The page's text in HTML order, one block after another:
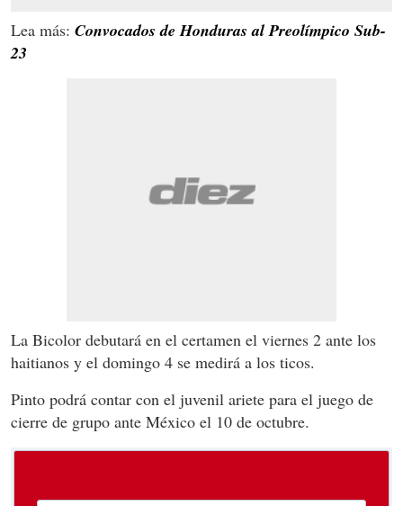
Lea más: Convocados de Honduras al Preolímpico Sub-
23
La Bicolor debutará en el certamen el viernes 2 ante los
haitianos y el domingo 4 se medirá a los ticos.
Pinto podrá contar con el juvenil ariete para el juego de
cierre de grupo ante México el 10 de octubre.